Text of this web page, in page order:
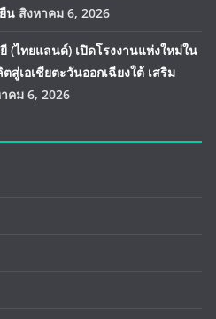
น สิงหาคม 6, 2026
(ไทยแลนด์) เปิดโรงงานแห่งใหม่ใน
เอเชียตะวันออกเฉียงใต้ เสริม
คม 6, 2026